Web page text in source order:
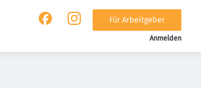
Für Arbeitgeber
Anmelden